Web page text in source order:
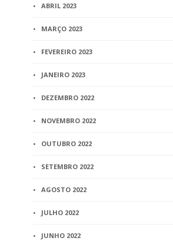
ABRIL 2023
MARÇO 2023
FEVEREIRO 2023
JANEIRO 2023
DEZEMBRO 2022
NOVEMBRO 2022
OUTUBRO 2022
SETEMBRO 2022
AGOSTO 2022
JULHO 2022
JUNHO 2022